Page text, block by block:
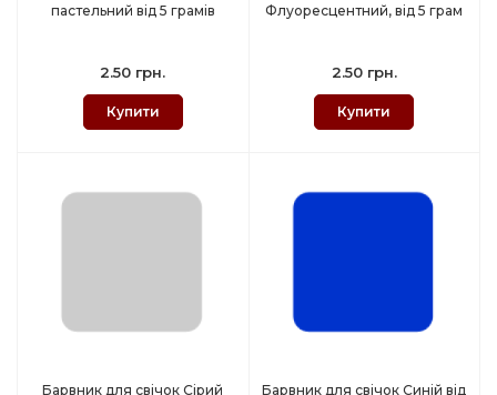
пастельний від 5 грамів
2.50 грн.
Купити
Флуоресцентний, від 5 грам
2.50 грн.
Купити
Барвник для свічок Сірий
Барвник для свічок Синій від